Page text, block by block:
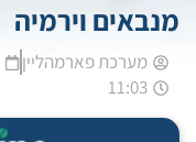
מנבאים וירמיה
מערכת פארמהליין
11:03